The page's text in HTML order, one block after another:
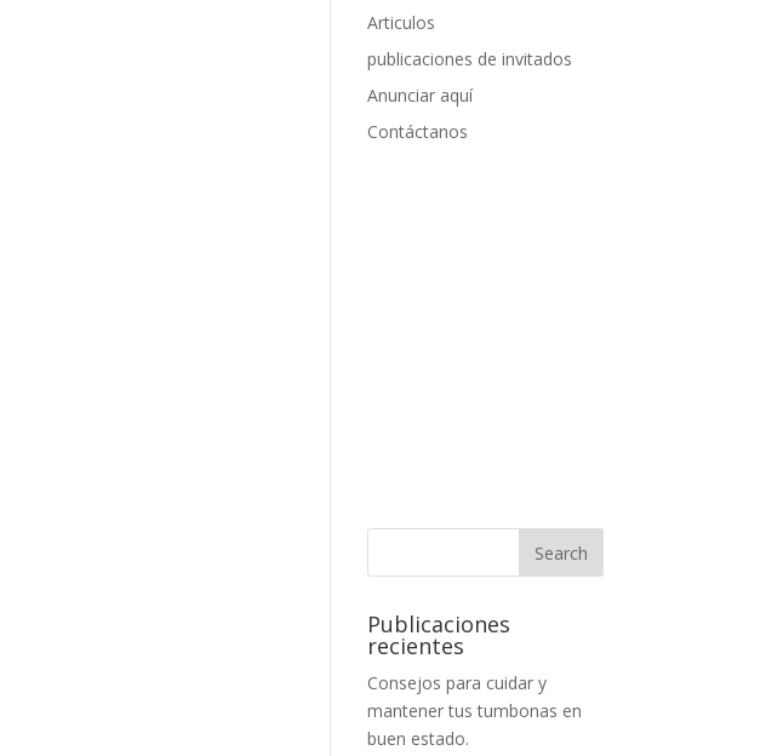
Articulos
publicaciones de invitados
Anunciar aquí
Contáctanos
Publicaciones
recientes
Consejos para cuidar y
mantener tus tumbonas en
buen estado.